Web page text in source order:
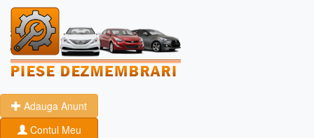
Adauga Anunt
Contul Meu